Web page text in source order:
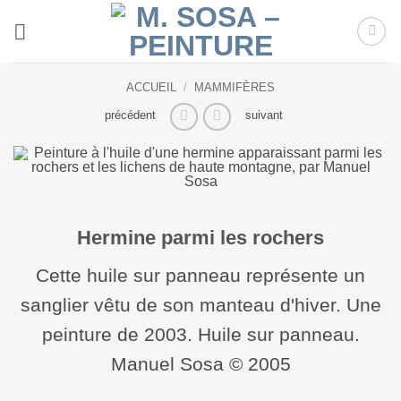
ACCUEIL / MAMMIFÈRES
précédent suivant
Hermine parmi les rochers
Cette huile sur panneau représente un
sanglier vêtu de son manteau d'hiver. Une
peinture de 2003. Huile sur panneau.
Manuel Sosa © 2005